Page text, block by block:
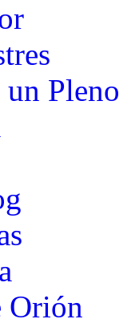
Pleno
Orión